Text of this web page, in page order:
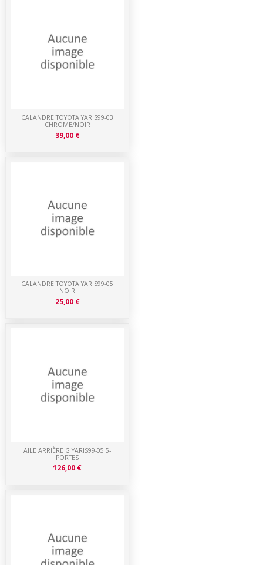
AILE ARRIÈRE G YARIS99-05 5-
PORTES
126,00 €
CALANDRE TOYOTA YARIS99-05
NOIR
25,00 €
CALANDRE TOYOTA YARIS99-03
CHROME/NOIR
39,00 €